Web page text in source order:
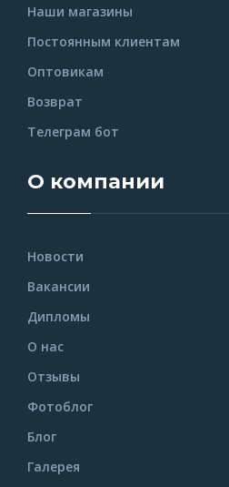
Наши магазины
Постоянным клиентам
Оптовикам
Возврат
Телеграм бот
О компании
Новости
Вакансии
Дипломы
О нас
Отзывы
Фотоблог
Блог
Галерея